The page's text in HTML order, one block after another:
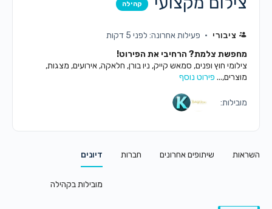
קהילה
ציבורי
פעילות אחרונה: לפני 5 דקות
מחפשת צלמת? הרחיבי את הפירוט!
צילומי חוץ ופנים, סמאש קייק, ניו בורן, חלאקה, אירועים, מצגות,
מוצרים,... פירוט נוסף
מובילות:
השראות שיתופים אחרונים חברות דיונים
מובילות בקהילה